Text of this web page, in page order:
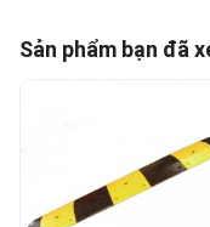
Sản phẩm bạn đã